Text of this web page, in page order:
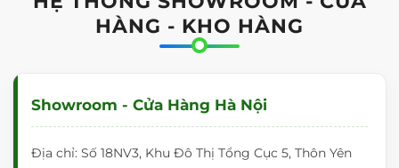
viên và học sinh cập nhật tin tức, thời khóa biểu.
Bảng Ghim Thông Báo Nhà Máy:
trình sản xuất, thông báo an toàn.
Sản phẩm cũng rất phù hợp cho:
Thông Tin Nhân Sự:
Hiển thị danh sách nhân viên,
thông báo tuyển dụng.
HÀNG - KHO HÀNG
Showroom - Cửa Hàng Hà Nội
Địa chỉ: Số 18NV3, Khu Đô Thị Tổng Cục 5, Thôn Yên